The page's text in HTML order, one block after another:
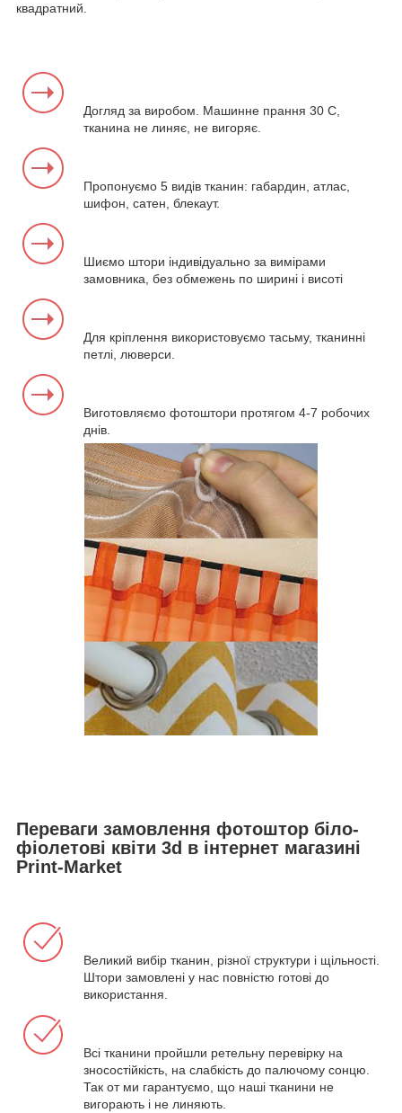
квадратний.
Догляд за виробом. Машинне прання 30 С,
тканина не линяє, не вигоряє.
Пропонуємо 5 видів тканин: габардин, атлас,
шифон, сатен, блекаут.
Шиємо штори індивідуально за вимірами
замовника, без обмежень по ширині і висоті
Для кріплення використовуємо тасьму, тканинні
петлі, люверси.
Виготовляємо фотоштори протягом 4-7 робочих
днів.
Переваги замовлення фотоштор біло-
фіолетові квіти 3d в інтернет магазині
Print-Market
Великий вибір тканин, різної структури і щільності.
Штори замовлені у нас повністю готові до
використання.
Всі тканини пройшли ретельну перевірку на
зносостійкість, на слабкість до палючому сонцю.
Так от ми гарантуємо, що наші тканини не
вигорають і не линяють.